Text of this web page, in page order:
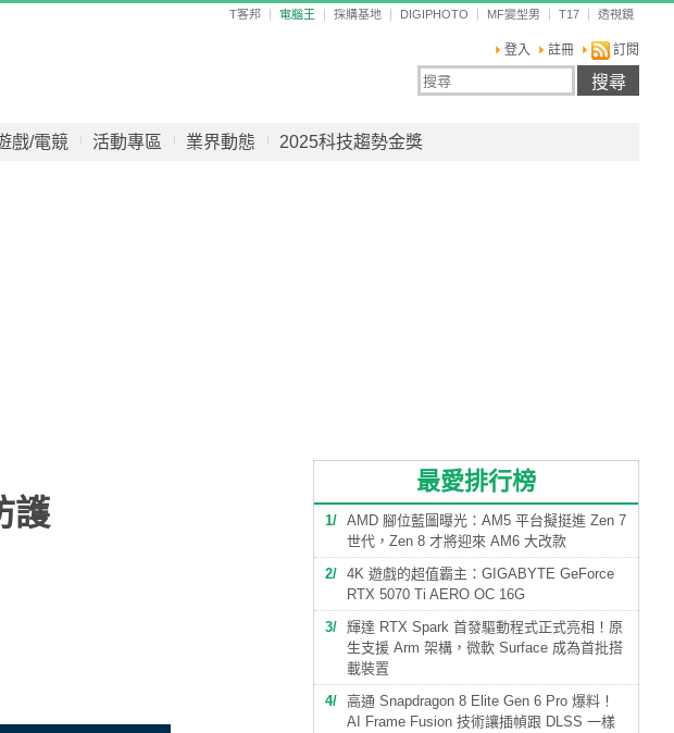
T客邦 電腦王 採購基地 DIGIPHOTO MF變型男 T17 透視鏡
登入 註冊 訂閱
戲/電競 活動專區 業界動態 2025科技趨勢金獎
護
最愛排行榜
1
AMD 腳位藍圖曝光：AM5 平台擬挺進 Zen 7
世代，Zen 8 才將迎來 AM6 大改款
2
4K 遊戲的超值霸主：GIGABYTE GeForce
RTX 5070 Ti AERO OC 16G
3
輝達 RTX Spark 首發驅動程式正式亮相！原
生支援 Arm 架構，微軟 Surface 成為首批搭
載裝置
4
高通 Snapdragon 8 Elite Gen 6 Pro 爆料！
AI Frame Fusion 技術讓插幀跟 DLSS 一樣